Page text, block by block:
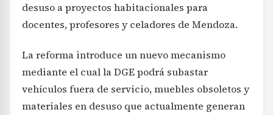
desuso a proyectos habitacionales para
docentes, profesores y celadores de Mendoza.
La reforma introduce un nuevo mecanismo
mediante el cual la DGE podrá subastar
vehículos fuera de servicio, muebles obsoletos y
materiales en desuso que actualmente generan